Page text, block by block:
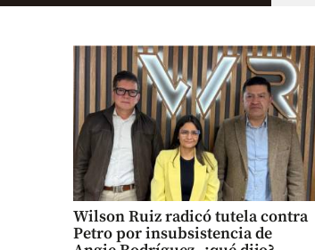
Wilson Ruiz radicó tutela contra
Petro por insubsistencia de